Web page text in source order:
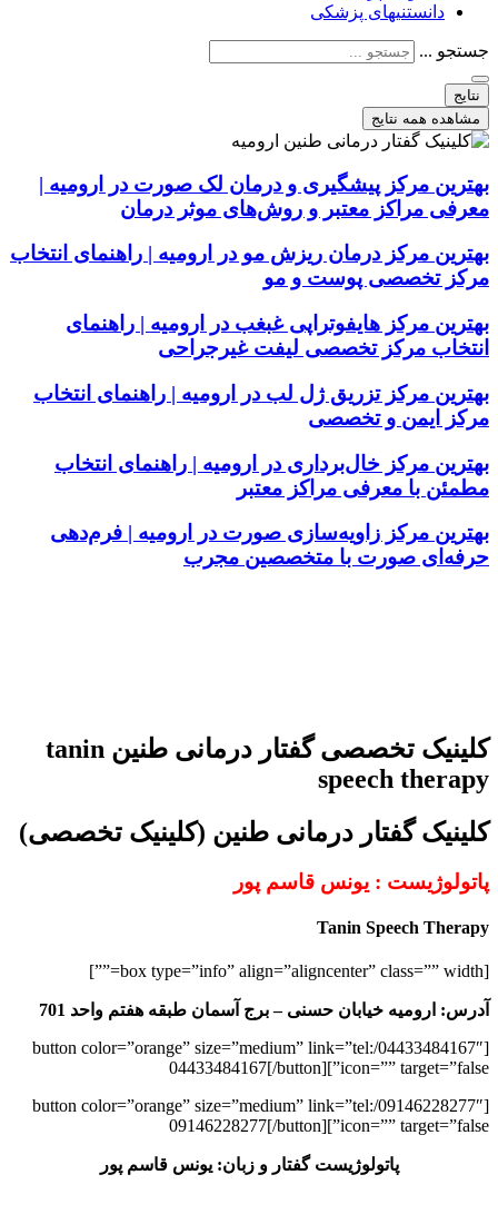
دانستنیهای پزشکی
جستجو ...
نتایج
مشاهده همه نتایج
بهترین مرکز پیشگیری و درمان لک صورت در ارومیه |
معرفی مراکز معتبر و روش‌های موثر درمان
بهترین مرکز درمان ریزش مو در ارومیه | راهنمای انتخاب
مرکز تخصصی پوست و مو
بهترین مرکز هایفوتراپی غبغب در ارومیه | راهنمای
انتخاب مرکز تخصصی لیفت غیرجراحی
بهترین مرکز تزریق ژل لب در ارومیه | راهنمای انتخاب
مرکز ایمن و تخصصی
بهترین مرکز خال‌برداری در ارومیه | راهنمای انتخاب
مطمئن با معرفی مراکز معتبر
بهترین مرکز زاویه‌سازی صورت در ارومیه | فرم‌دهی
حرفه‌ای صورت با متخصصین مجرب
کلینیک تخصصی گفتار درمانی طنین tanin
speech therapy
کلینیک گفتار درمانی طنین (کلینیک تخصصی)
پاتولوژیست : یونس قاسم پور
Tanin Speech Therapy
[box type=”info” align=”aligncenter” class=”” width=””]
آدرس: ارومیه خیابان حسنی – برج آسمان طبقه هفتم واحد 701
[button color=”orange” size=”medium” link=”tel:/04433484167″
icon=”” target=”false”]04433484167[/button]
[button color=”orange” size=”medium” link=”tel:/09146228277″
icon=”” target=”false”]09146228277[/button]
پاتولوژیست گفتار و زبان: یونس قاسم پور